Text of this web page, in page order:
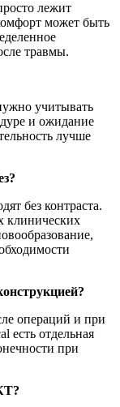
лежит
может быть
травмы.
учитывать
и ожидание
лучше
без контраста.
клинических
операций и при
есть отдельная
при